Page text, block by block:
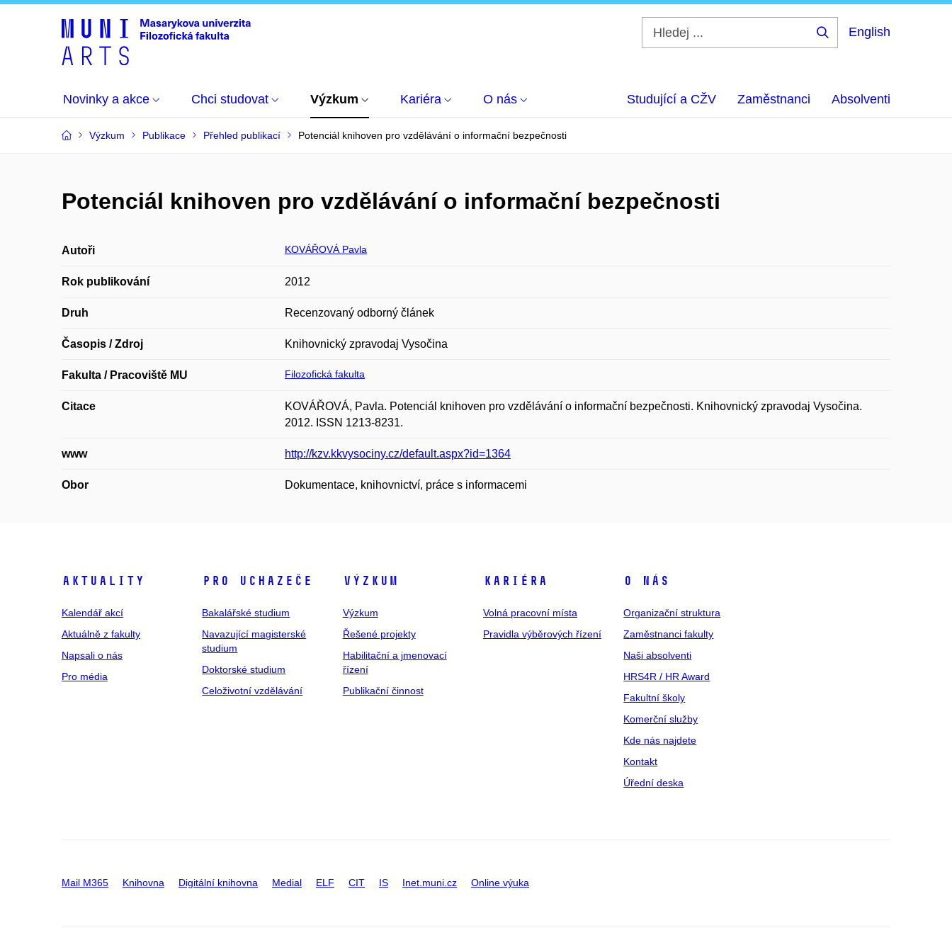
English
Novinky a akce Chci studovat Výzkum Kariéra O nás Studující a CŽV Zaměstnanci Absolventi
Výzkum Publikace Přehled publikací Potenciál knihoven pro vzdělávání o informační bezpečnosti
Potenciál knihoven pro vzdělávání o informační bezpečnosti
Autoři KOVÁŘOVÁ Pavla
Rok publikování 2012
Druh Recenzovaný odborný článek
Časopis / Zdroj Knihovnický zpravodaj Vysočina
Fakulta / Pracoviště MU Filozofická fakulta
Citace
KOVÁŘOVÁ, Pavla. Potenciál knihoven pro vzdělávání o informační bezpečnosti. Knihovnický zpravodaj Vysočina.
2012. ISSN 1213-8231.
www http://kzv.kkvysociny.cz/default.aspx?id=1364
Obor Dokumentace, knihovnictví, práce s informacemi
Aktuality
Kalendář akcí
Aktuálně z fakulty
Napsali o nás
Pro média
Pro uchazeče
Bakalářské studium
Navazující magisterské
studium
Doktorské studium
Celoživotní vzdělávání
Výzkum
Výzkum
Řešené projekty
Habilitační a jmenovací
řízení
Publikační činnost
Kariéra
Volná pracovní místa
Pravidla výběrových řízení
O nás
Organizační struktura
Zaměstnanci fakulty
Naši absolventi
HRS4R / HR Award
Fakultní školy
Komerční služby
Kde nás najdete
Kontakt
Úřední deska
Mail M365 Knihovna Digitální knihovna Medial ELF CIT IS Inet.muni.cz Online výuka